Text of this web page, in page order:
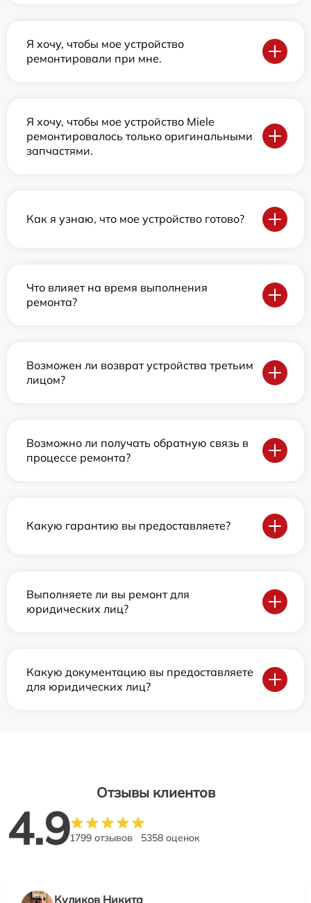
Я хочу, чтобы мое устройство
ремонтировали при мне.
Я хочу, чтобы мое устройство Miele
ремонтировалось только оригинальными
запчастями.
Как я узнаю, что мое устройство готово?
Что влияет на время выполнения
ремонта?
Возможен ли возврат устройства третьим
лицом?
Возможно ли получать обратную связь в
процессе ремонта?
Какую гарантию вы предоставляете?
Выполняете ли вы ремонт для
юридических лиц?
Какую документацию вы предоставляете
для юридических лиц?
Отзывы клиентов
4.91799 отзывов 5358 оценок
Куликов Никита